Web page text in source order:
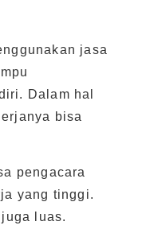
jasa
Dalam hal
bisa
pengacara
yang tinggi.
luas.